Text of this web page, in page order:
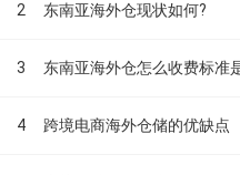
2 东南亚海外仓现状如何?
3 东南亚海外仓怎么收费标准
4 跨境电商海外仓储的优缺点